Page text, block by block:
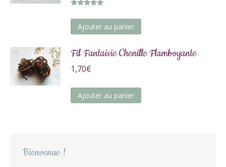
sur 5
Ajouter au panier
Fil Fantaisie Chenille Flamboyante
1,70€
Ajouter au panier
Bienvenue !